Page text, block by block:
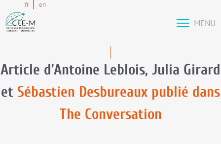
fr en
MENU
Article d’Antoine Leblois, Julia Girard
et Sébastien Desbureaux publié dans
The Conversation